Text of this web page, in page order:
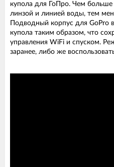
купола для ГоПро. Чем
линзой и линией воды, тем
Подводный корпус для GoPro
купола таким образом, что
управления WiFi и спуском.
заранее, либо же